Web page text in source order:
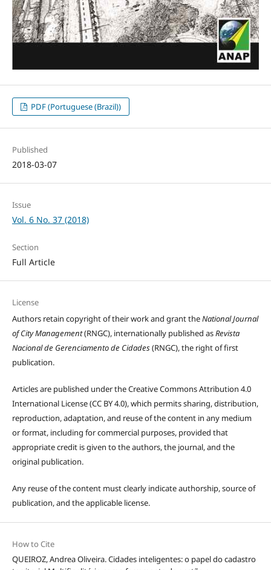
PDF (Portuguese (Brazil))
Published
2018-03-07
Issue
Vol. 6 No. 37 (2018)
Section
Full Article
License
Authors retain copyright of their work and grant theNational Journal
of City Management(RNGC), internationally published asRevista
Nacional de Gerenciamento de Cidades(RNGC), the right of first
publication.
Articles are published under the Creative Commons Attribution 4.0
International License (CC BY 4.0), which permits sharing, distribution,
reproduction, adaptation, and reuse of the content in any medium
or format, including for commercial purposes, provided that
appropriate credit is given to the authors, the journal, and the
original publication.
Any reuse of the content must clearly indicate authorship, source of
publication, and the applicable license.
How to Cite
QUEIROZ, Andrea Oliveira. Cidades inteligentes: o papel do cadastro